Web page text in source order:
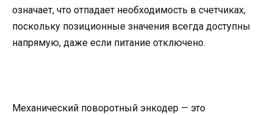
означает, что отпадает необходимость в счетчиках,
поскольку позиционные значения всегда доступны
напрямую, даже если питание отключено.
Механический поворотный энкодер — это